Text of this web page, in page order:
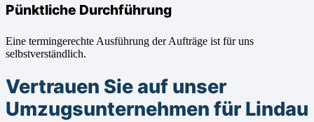
Pünktliche Durchführung
Eine termingerechte Ausführung der Aufträge ist für uns
selbstverständlich.
Vertrauen Sie auf unser
Umzugsunternehmen für Lindau